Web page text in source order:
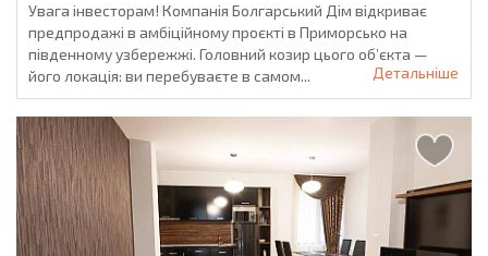
Увага інвесторам! Компанія Болгарський Дім відкриває
предпродажі в амбіційному проєкті в Приморсько на
південному узбережжі. Головний козир цього об’єкта —
його локація: ви перебуваєте в самом...
Детальніше